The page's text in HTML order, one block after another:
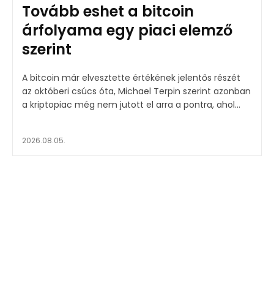
Tovább eshet a bitcoin
árfolyama egy piaci elemző
szerint
A bitcoin már elvesztette értékének jelentős részét
az októberi csúcs óta, Michael Terpin szerint azonban
a kriptopiac még nem jutott el arra a pontra, ahol...
2026.08.05.